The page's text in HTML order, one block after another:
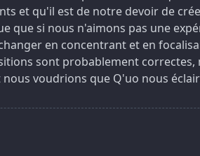
et qu'il est de notre devoir de
que si nous n'aimons pas une
en concentrant et en
sont probablement correctes,
voudrions que Q'uo nous